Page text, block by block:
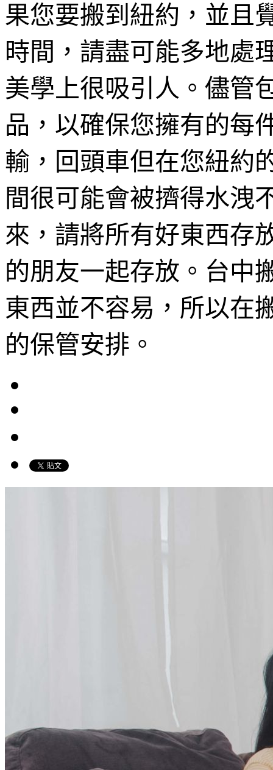
果您要搬到紐約，並且
時間，請盡可能多地處
美學上很吸引人。儘管
品，以確保您擁有的每
輸，回頭車但在您紐約
間很可能會被擠得水洩
來，請將所有好東西存
的朋友一起存放。台中
東西並不容易，所以在
的保管安排。